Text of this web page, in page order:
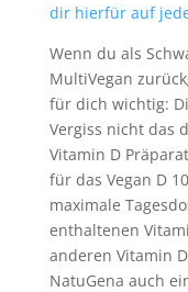
dir hierfür auf
Wenn du als
MultiVegan
für dich wichtig:
Vergiss nicht das
Vitamin D
für das Vegan D
maximale
enthaltenen
anderen Vitamin
NatuGena auch